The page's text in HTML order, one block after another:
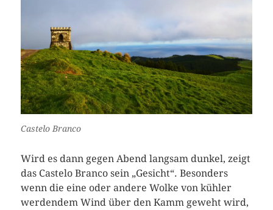
Castelo Branco
Wird es dann gegen Abend langsam dunkel, zeigt
das Castelo Branco sein „Gesicht“. Besonders
wenn die eine oder andere Wolke von kühler
werdendem Wind über den Kamm geweht wird,